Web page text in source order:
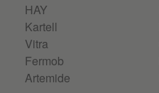
HAY
Kartell
Vitra
Fermob
Artemide